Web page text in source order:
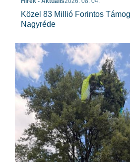
Közel 83 Millió Forintos
Nagyréde